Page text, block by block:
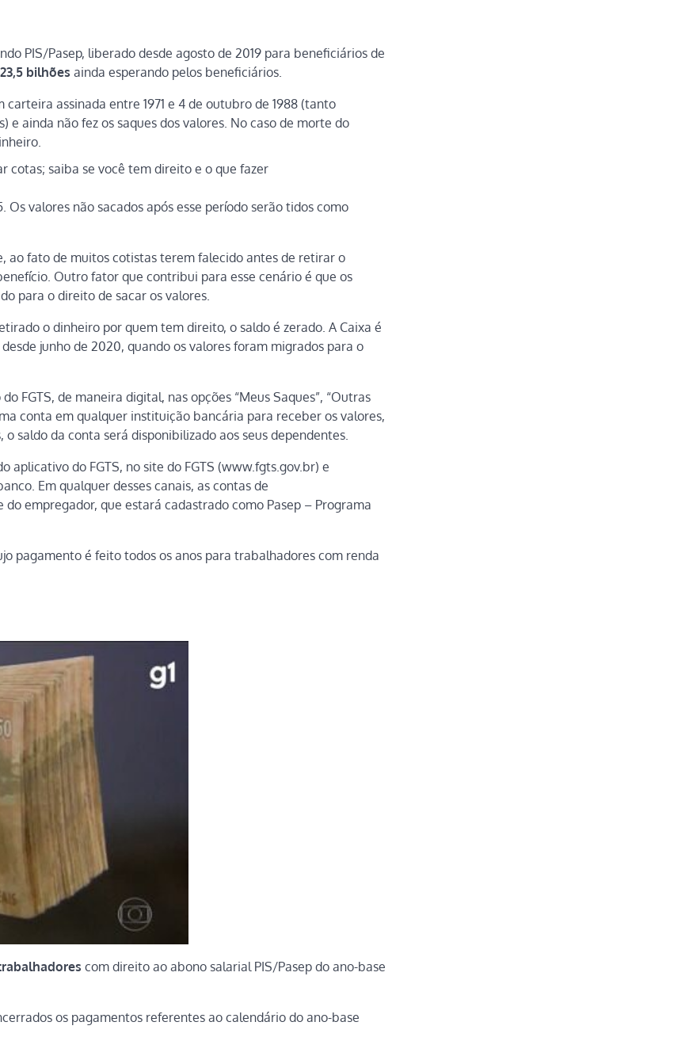
PIS/Pasep, liberado desde agosto de 2019 para beneficiários de
bilhões ainda esperando pelos beneficiários.
assinada entre 1971 e 4 de outubro de 1988 (tanto
ainda não fez os saques dos valores. No caso de morte do
cotas; saiba se você tem direito e o que fazer
valores não sacados após esse período serão tidos como
ao fato de muitos cotistas terem falecido antes de retirar o
Outro fator que contribui para esse cenário é que os
para o direito de sacar os valores.
o dinheiro por quem tem direito, o saldo é zerado. A Caixa é
junho de 2020, quando os valores foram migrados para o
FGTS, de maneira digital, nas opções “Meus Saques”, “Outras
conta em qualquer instituição bancária para receber os valores,
saldo da conta será disponibilizado aos seus dependentes.
aplicativo do FGTS, no site do FGTS (www.fgts.gov.br) e
Em qualquer desses canais, as contas de
empregador, que estará cadastrado como Pasep – Programa
pagamento é feito todos os anos para trabalhadores com renda
com direito ao abono salarial PIS/Pasep do ano-base
os pagamentos referentes ao calendário do ano-base